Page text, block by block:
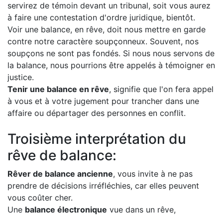
servirez de témoin devant un tribunal, soit vous aurez
à faire une contestation d'ordre juridique, bientôt.
Voir une balance, en rêve, doit nous mettre en garde
contre notre caractère soupçonneux. Souvent, nos
soupçons ne sont pas fondés. Si nous nous servons de
la balance, nous pourrions être appelés à témoigner en
justice.
Tenir une balance en rêve, signifie que l'on fera appel
à vous et à votre jugement pour trancher dans une
affaire ou départager des personnes en conflit.
Troisième interprétation du
rêve de balance:
Rêver de balance ancienne, vous invite à ne pas
prendre de décisions irréfléchies, car elles peuvent
vous coûter cher.
Une balance électronique vue dans un rêve,